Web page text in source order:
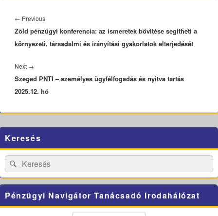
navigáció
← PreviousPrevious
post:
Zöld pénzügyi konferencia: az ismeretek bővítése segítheti a
környezeti, társadalmi és irányítási gyakorlatok elterjedését
Next →
post:
Szeged PNTI – személyes ügyfélfogadás és nyitva tartás
2025.12. hó
Sidebar
Widget
Area
Keresés
Search
for:
Search
Pénzügyi Navigátor Tanácsadó Irodahálózat